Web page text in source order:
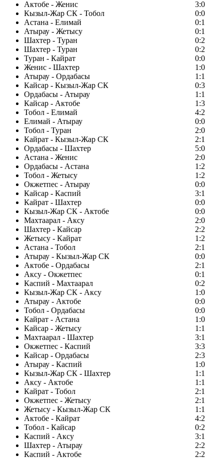
Актобе - Женис
3:0
Кызыл-Жар СК - Тобол
0:0
Астана - Елимай
0:1
Атырау - Жетысу
0:1
Шахтер - Туран
0:2
Шахтер - Туран
0:2
Туран - Кайрат
0:0
Женис - Шахтер
1:0
Атырау - Ордабасы
1:1
Кайсар - Кызыл-Жар СК
0:3
Ордабасы - Атырау
1:1
Кайсар - Актобе
1:3
Тобол - Елимай
4:2
Елимай - Атырау
0:0
Тобол - Туран
2:0
Кайрат - Кызыл-Жар СК
2:1
Ордабасы - Шахтер
5:0
Астана - Женис
2:0
Ордабасы - Астана
1:2
Тобол - Жетысу
1:2
Окжетпес - Атырау
0:0
Кайсар - Каспий
3:1
Кайрат - Шахтер
0:0
Кызыл-Жар СК - Актобе
0:0
Махтаарал - Аксу
2:0
Шахтер - Кайсар
2:2
Жетысу - Кайрат
1:2
Астана - Тобол
2:1
Атырау - Кызыл-Жар СК
0:0
Актобе - Ордабасы
2:1
Аксу - Окжетпес
0:1
Каспий - Махтаарал
0:2
Кызыл-Жар СК - Аксу
1:0
Атырау - Актобе
0:0
Тобол - Ордабасы
0:0
Кайрат - Астана
1:0
Кайсар - Жетысу
1:1
Махтаарал - Шахтер
3:1
Окжетпес - Каспий
3:3
Кайсар - Ордабасы
2:3
Атырау - Каспий
1:0
Кызыл-Жар СК - Шахтер
1:1
Аксу - Актобе
1:1
Кайрат - Тобол
2:1
Окжетпес - Жетысу
2:1
Жетысу - Кызыл-Жар СК
1:1
Актобе - Кайрат
4:2
Тобол - Кайсар
0:2
Каспий - Аксу
3:1
Шахтер - Атырау
2:2
Каспий - Актобе
2:2